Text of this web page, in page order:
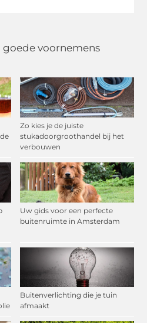
Zo kies je de juiste
stukadoorgroothandel bij het
verbouwen
Uw gids voor een perfecte
buitenruimte in Amsterdam
Buitenverlichting die je tuin
afmaakt
goede voornemens